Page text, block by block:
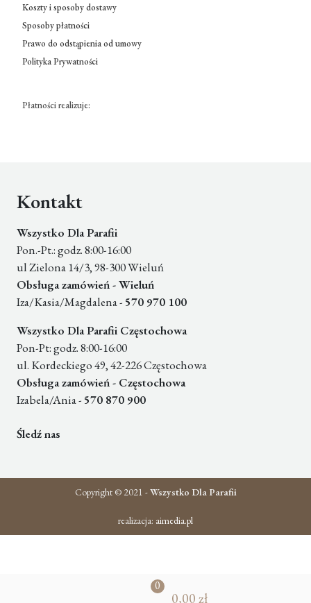
0
pr
0,00 zł
Koszty i sposoby dostawy
Sposoby płatności
Prawo do odstąpienia od umowy
Polityka Prywatności
Płatności realizuje:
Kontakt
Wszystko Dla Parafii
Pon.-Pt.: godz. 8:00-16:00
ul Zielona 14/3, 98-300 Wieluń
Obsługa zamówień - Wieluń
Iza/Kasia/Magdalena - 570 970 100
Wszystko Dla Parafii Częstochowa
Pon-Pt: godz. 8:00-16:00
ul. Kordeckiego 49, 42-226 Częstochowa
Obsługa zamówień - Częstochowa
Izabela/Ania - 570 870 900
Śledź nas
Copyright © 2021 -Wszystko Dla Parafii
realizacja: aimedia.pl